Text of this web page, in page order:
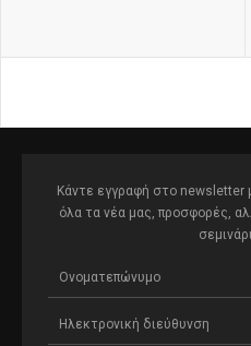
Κάντε εγγραφή στο newsletter
όλα τα νέα μας, προσφορές,